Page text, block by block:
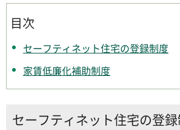
目次
セーフティネット住宅の登録制度
家賃低廉化補助制度
セーフティネット住宅の登